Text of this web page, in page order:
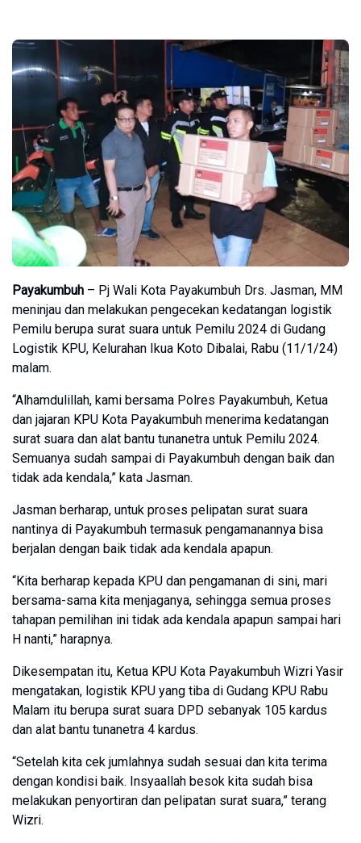
Payakumbuh – Pj Wali Kota Payakumbuh Drs. Jasman, MM
meninjau dan melakukan pengecekan kedatangan logistik
Pemilu berupa surat suara untuk Pemilu 2024 di Gudang
Logistik KPU, Kelurahan Ikua Koto Dibalai, Rabu (11/1/24)
malam.
“Alhamdulillah, kami bersama Polres Payakumbuh, Ketua
dan jajaran KPU Kota Payakumbuh menerima kedatangan
surat suara dan alat bantu tunanetra untuk Pemilu 2024.
Semuanya sudah sampai di Payakumbuh dengan baik dan
tidak ada kendala,” kata Jasman.
Jasman berharap, untuk proses pelipatan surat suara
nantinya di Payakumbuh termasuk pengamanannya bisa
berjalan dengan baik tidak ada kendala apapun.
“Kita berharap kepada KPU dan pengamanan di sini, mari
bersama-sama kita menjaganya, sehingga semua proses
tahapan pemilihan ini tidak ada kendala apapun sampai hari
H nanti,” harapnya.
Dikesempatan itu, Ketua KPU Kota Payakumbuh Wizri Yasir
mengatakan, logistik KPU yang tiba di Gudang KPU Rabu
Malam itu berupa surat suara DPD sebanyak 105 kardus
dan alat bantu tunanetra 4 kardus.
“Setelah kita cek jumlahnya sudah sesuai dan kita terima
dengan kondisi baik. Insyaallah besok kita sudah bisa
melakukan penyortiran dan pelipatan surat suara,” terang
Wizri.